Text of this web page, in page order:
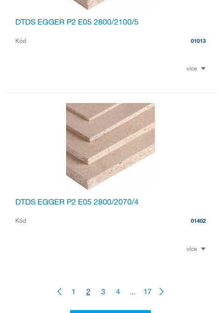
DTDS EGGER P2 E05 2800/2100/5
Kód 01013
více
DTDS EGGER P2 E05 2800/2070/4
Kód 01402
více
1 2 3 4 ... 17